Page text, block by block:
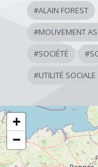
#ALAIN FOREST
#MOUVEMENT
#SOCIÉTÉ #
#UTILITÉ SOCIALE
+
−